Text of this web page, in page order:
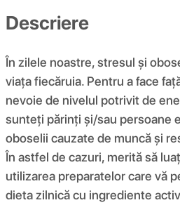
Descriere
În zilele noastre, stresul și
viața fiecăruia. Pentru a face
nevoie de nivelul potrivit de
sunteți părinți și/sau persoane
oboselii cauzate de muncă și
În astfel de cazuri, merită să
utilizarea preparatelor care vă
dieta zilnică cu ingrediente